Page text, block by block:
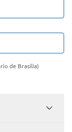
de Brasília)